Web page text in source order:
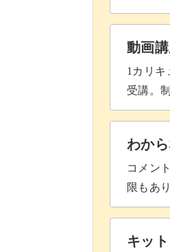
あなたもぜ
動画
1カリ
受講。
わか
コメン
限もあ
キッ